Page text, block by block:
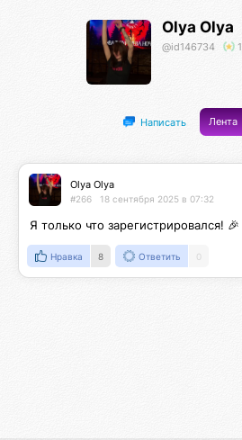
Olya Olya
@id146734 1
Написать Лента
Olya Olya
#266 18 сентября 2025 в 07:32
Я только что зарегистрировался! 🎉
Нравка 8 Ответить 0